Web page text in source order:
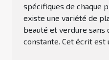
spécifiques de chaque
existe une variété de
beauté et verdure sans
constante. Cet écrit est